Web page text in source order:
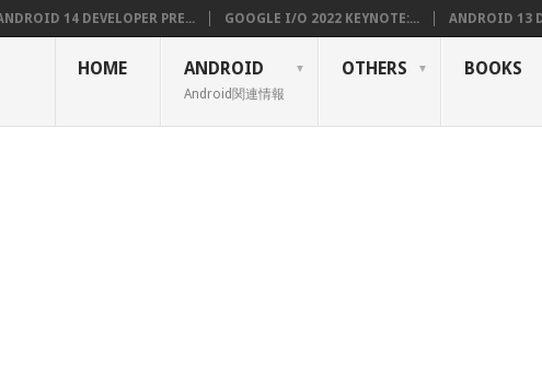
14 DEVELOPER PRE... GOOGLE I/O 2022 KEYNOTE:... ANDROID 13
HOME ANDROID
Android関連情報
OTHERS BOOKS